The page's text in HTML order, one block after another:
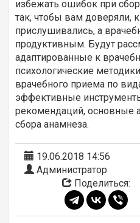
избежать ошибок при
так, чтобы вам
прислушивались, а
продуктивным. Будут
адаптированные к
психологические
врачебного приема по
эффективные
рекомендаций, основные
сбора анамнеза.
19.06.2018 14:56
Администратор
Поделиться: